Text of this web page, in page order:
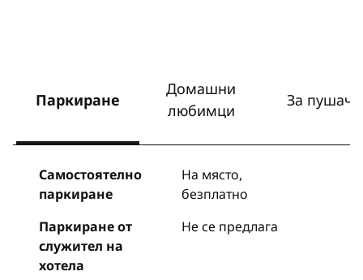
Паркиране
Домашни
любимци
За пушачи
Самостоятелно
паркиране
На място,
безплатно
Паркиране от
служител на
хотела
Не се предлага